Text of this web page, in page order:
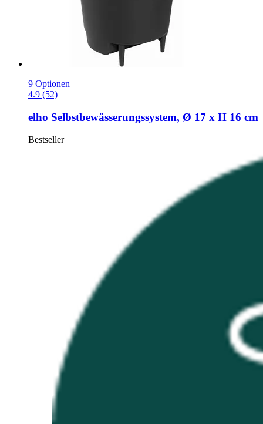
9 Optionen
4.9 (52)
elho Selbstbewässerungssystem, Ø 17 x H 16 cm
Bestseller